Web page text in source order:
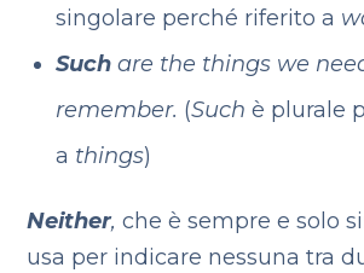
singolare perché riferito a
Suchare the things we
remember. (Such è plurale
a things)
Neither,che è sempre e solo
usa per indicare nessuna tra